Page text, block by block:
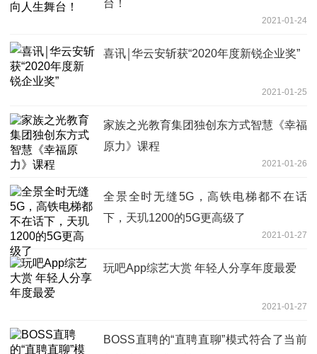
台！
2021-01-24
喜讯￨华云安斩获“2020年度新锐企业奖”
2021-01-25
家族之光教育集团独创东方式智慧《幸福
原力》课程
2021-01-26
全景全时无缝5G，高铁电梯都不在话
下，天玑1200的5G更高级了
2021-01-27
玩吧App综艺大赏 年轻人分享年度最爱
2021-01-27
BOSS直聘的“直聘直聊”模式符合了当前